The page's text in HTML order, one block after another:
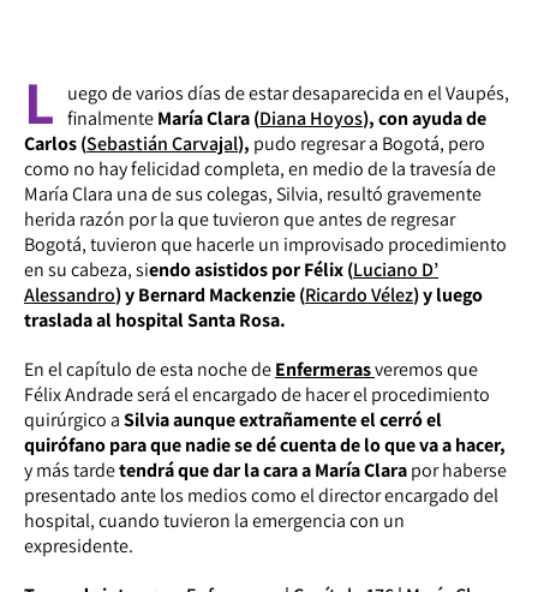
L
uego de varios días de estar desaparecida en el Vaupés,
finalmenteMaría Clara (Diana Hoyos), con ayuda de
Carlos (Sebastián Carvajal), pudo regresar a Bogotá, pero
como no hay felicidad completa, en medio de la travesía de
María Clara una de sus colegas, Silvia, resultó gravemente
herida razón por la que tuvieron que antes de regresar
Bogotá, tuvieron que hacerle un improvisado procedimiento
en su cabeza, siendo asistidos por Félix (Luciano D’
Alessandro) y Bernard Mackenzie (Ricardo Vélez) y luego
traslada al hospital Santa Rosa.
En el capítulo de esta noche deEnfermerasveremos que
Félix Andrade será el encargado de hacer el procedimiento
quirúrgico aSilvia aunque extrañamente el cerró el
quirófano para que nadie se dé cuenta de lo que va a hacer,
y más tardetendrá que dar la cara a María Clarapor haberse
presentado ante los medios como el director encargado del
hospital, cuando tuvieron la emergencia con un
expresidente.